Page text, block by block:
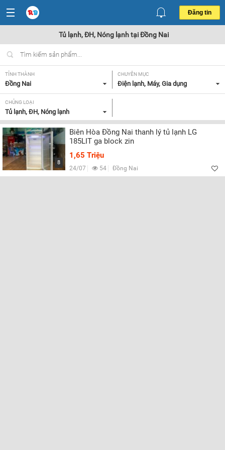
Đăng tin
Tủ lạnh, ĐH, Nóng lạnh tại Đồng Nai
TỈNH THÀNH
Đồng Nai
CHUYÊN MỤC
Điện lạnh, Máy, Gia dụng
CHỦNG LOẠI
Tủ lạnh, ĐH, Nóng lạnh
8
Biên Hòa Đồng Nai thanh lý tủ lạnh LG
185LIT ga block zin
1,65 Triệu
24/07 54 Đồng Nai